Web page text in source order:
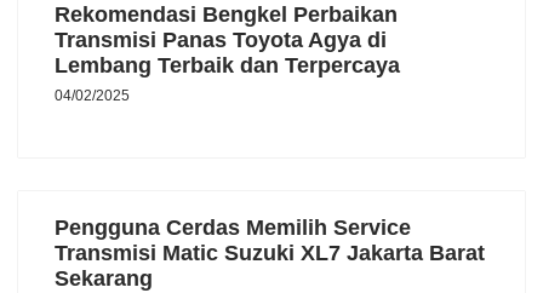
Rekomendasi Bengkel Perbaikan
Transmisi Panas Toyota Agya di
Lembang Terbaik dan Terpercaya
04/02/2025
Pengguna Cerdas Memilih Service
Transmisi Matic Suzuki XL7 Jakarta Barat
Sekarang